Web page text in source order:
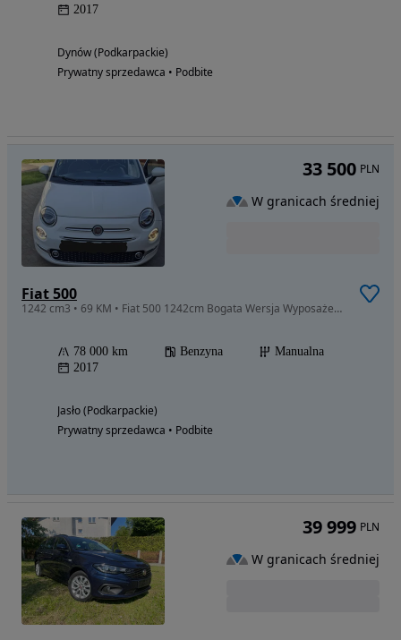
2017
Dynów (Podkarpackie)
Prywatny sprzedawca • Podbite
Fiat 500
1242 cm3 • 69 KM • Fiat 500 1242cm Bogata Wersja Wyposażenia
78 000 km Benzyna
Manualna
2017
Jasło (Podkarpackie)
Prywatny sprzedawca • Podbite
33 500 PLN
W granicach średniej
39 999 PLN
W granicach średniej